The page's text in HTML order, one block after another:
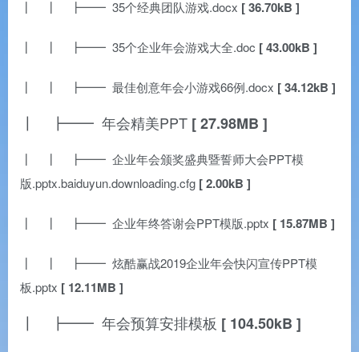
┃ ┃ ┣━━ 35个经典团队游戏.docx [ 36.70kB ]
┃ ┃ ┣━━ 35个企业年会游戏大全.doc [ 43.00kB ]
┃ ┃ ┣━━ 最佳创意年会小游戏66例.docx [ 34.12kB ]
┃ ┣━━ 年会精美PPT [ 27.98MB ]
┃ ┃ ┣━━ 企业年会颁奖盛典暨誓师大会PPT模
版.pptx.baiduyun.downloading.cfg [ 2.00kB ]
┃ ┃ ┣━━ 企业年终答谢会PPT模版.pptx [ 15.87MB ]
┃ ┃ ┣━━ 炫酷赢战2019企业年会快闪宣传PPT模
板.pptx [ 12.11MB ]
┃ ┣━━ 年会预算安排模板 [ 104.50kB ]